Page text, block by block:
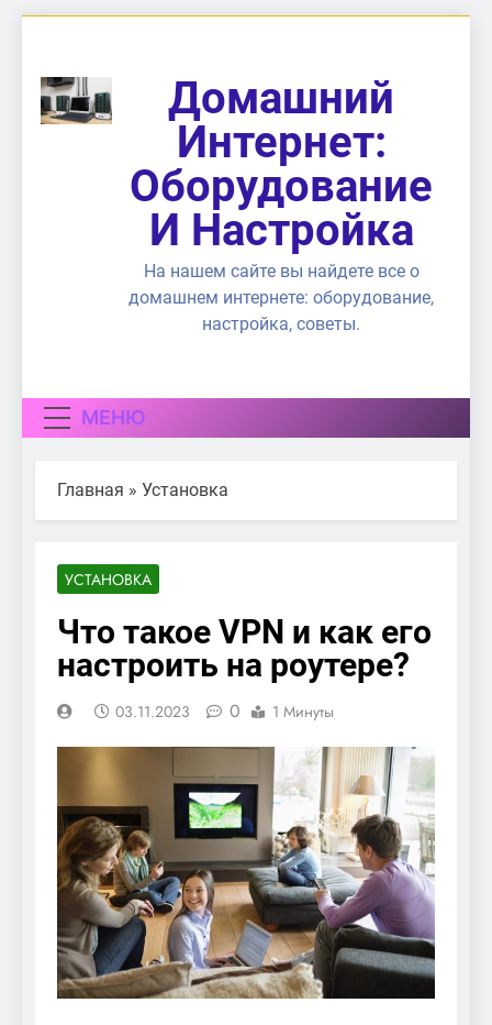
содержимому
Домашний
Интернет:
Оборудование
И Настройка
На нашем сайте вы найдете все о
домашнем интернете: оборудование,
настройка, советы.
МЕНЮ
Главная » Установка
УСТАНОВКА
Что такое VPN и как его
настроить на роутере?
03.11.2023 0 1 Минуты